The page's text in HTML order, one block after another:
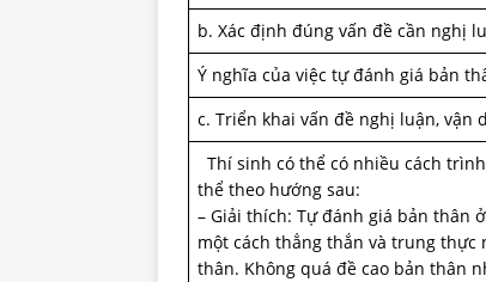
b. Xác định đúng vấn đề cần nghị
Ý nghĩa của việc tự đánh giá bản
c. Triển khai vấn đề nghị luận, vận
Thí sinh có thể có nhiều cách
thể theo hướng sau:
– Giải thích: Tự đánh giá bản thân
một cách thẳng thắn và trung
thân. Không quá đề cao bản thân